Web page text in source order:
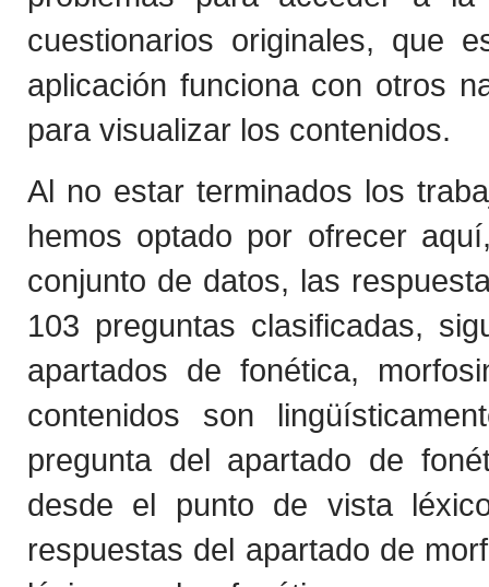
cuestionarios originales, que
aplicación funciona con otros
para visualizar los contenidos.
Al no estar terminados los
hemos optado por ofrecer
conjunto de datos, las
103 preguntas clasificadas,
apartados de fonética,
contenidos son
pregunta del apartado de
desde el punto de vista
respuestas del apartado de